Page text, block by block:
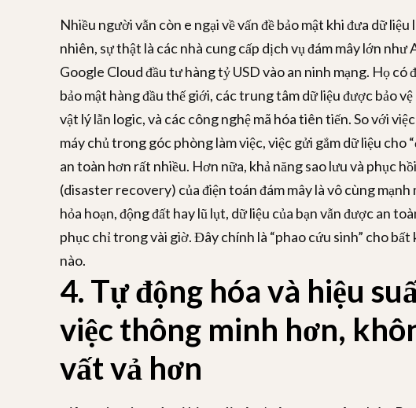
Nhiều người vẫn còn e ngại về vấn đề bảo mật khi đưa dữ liệu
nhiên, sự thật là các nhà cung cấp dịch vụ đám mây lớn như
Google Cloud đầu tư hàng tỷ USD vào an ninh mạng. Họ có
bảo mật hàng đầu thế giới, các trung tâm dữ liệu được bảo
vật lý lẫn logic, và các công nghệ mã hóa tiên tiến. So với
máy chủ trong góc phòng làm việc, việc gửi gắm dữ liệu cho
an toàn hơn rất nhiều. Hơn nữa, khả năng sao lưu và phục
(disaster recovery) của điện toán đám mây là vô cùng mạnh
hỏa hoạn, động đất hay lũ lụt, dữ liệu của bạn vẫn được an
phục chỉ trong vài giờ. Đây chính là “phao cứu sinh” cho bất
nào.
4. Tự động hóa và hiệu
việc thông minh hơn,
vất vả hơn